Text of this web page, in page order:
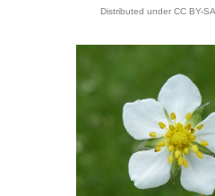
Distributed under CC BY-